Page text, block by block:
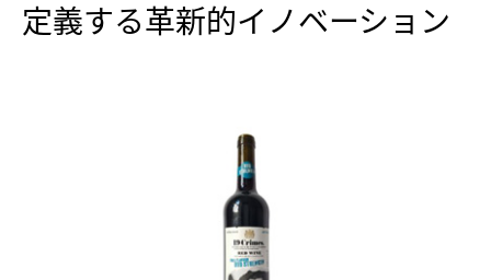
定義する革新的イノベーション